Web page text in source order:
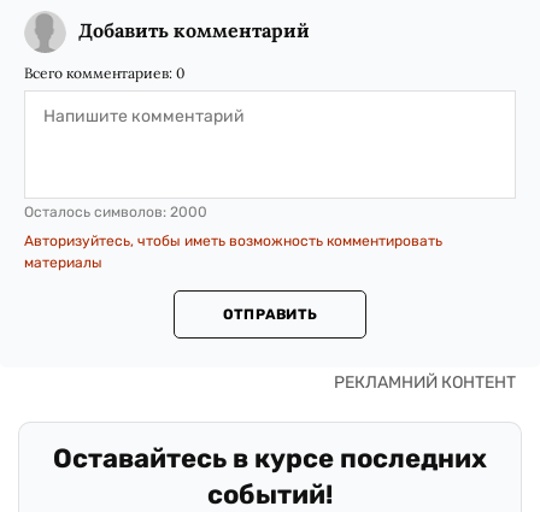
Добавить комментарий
Всего комментариев: 0
Осталось символов: 2000
Авторизуйтесь, чтобы иметь возможность комментировать
материалы
ОТПРАВИТЬ
Оставайтесь в курсе последних
событий!